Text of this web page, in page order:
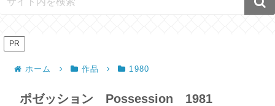
PR
ホーム 作品 1980
ポゼッション Possession 1981